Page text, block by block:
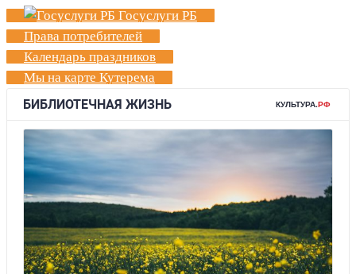
Госуслуги РБ
Права потребителей
Календарь праздников
Мы на карте Кутерема